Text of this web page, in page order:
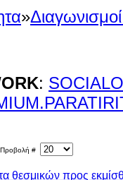
»
:
#
θεσμικών προς